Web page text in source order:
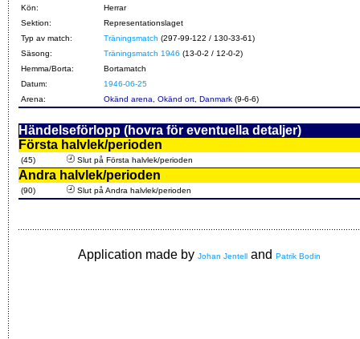
Kön:
Herrar
Sektion:
Representationslaget
Typ av match:
Träningsmatch (297-99-122 / 130-33-61)
Säsong:
Träningsmatch 1946 (13-0-2 / 12-0-2)
Hemma/Borta:
Bortamatch
Datum:
1946-06-25
Arena:
Okänd arena, Okänd ort, Danmark (9-6-6)
Händelseförlopp (hovra för eventuella detaljer)
Första halvlek/perioden
(45) Slut på Första halvlek/perioden
Andra halvlek/perioden
(90) Slut på Andra halvlek/perioden
Application made by Johan Jentell and Patrik Bodin